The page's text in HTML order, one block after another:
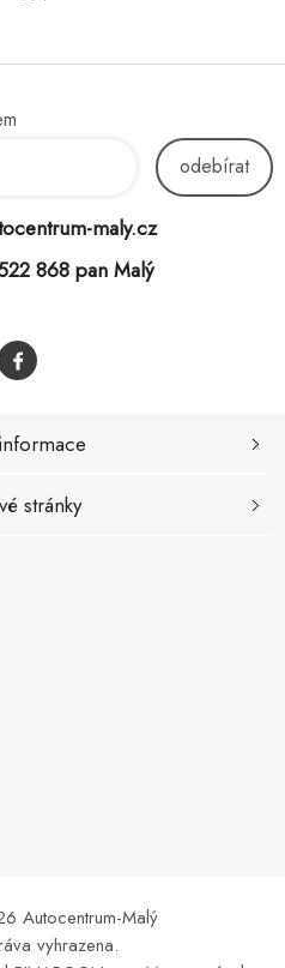
odebírat
maly.cz
868 pan Malý
stránky
Autocentrum-Malý
vyhrazena.